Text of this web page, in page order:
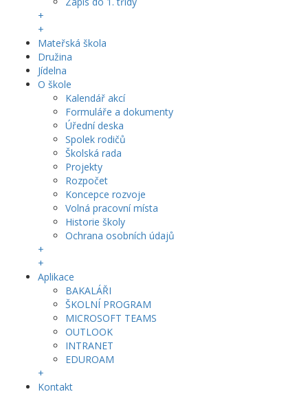
+
+
Mateřská škola
Družina
Jídelna
O škole
Kalendář akcí
Formuláře a dokumenty
Úřední deska
Spolek rodičů
Školská rada
Projekty
Rozpočet
Koncepce rozvoje
Volná pracovní místa
Historie školy
Ochrana osobních údajů
+
+
Aplikace
BAKALÁŘI
ŠKOLNÍ PROGRAM
MICROSOFT TEAMS
OUTLOOK
INTRANET
EDUROAM
+
Kontakt